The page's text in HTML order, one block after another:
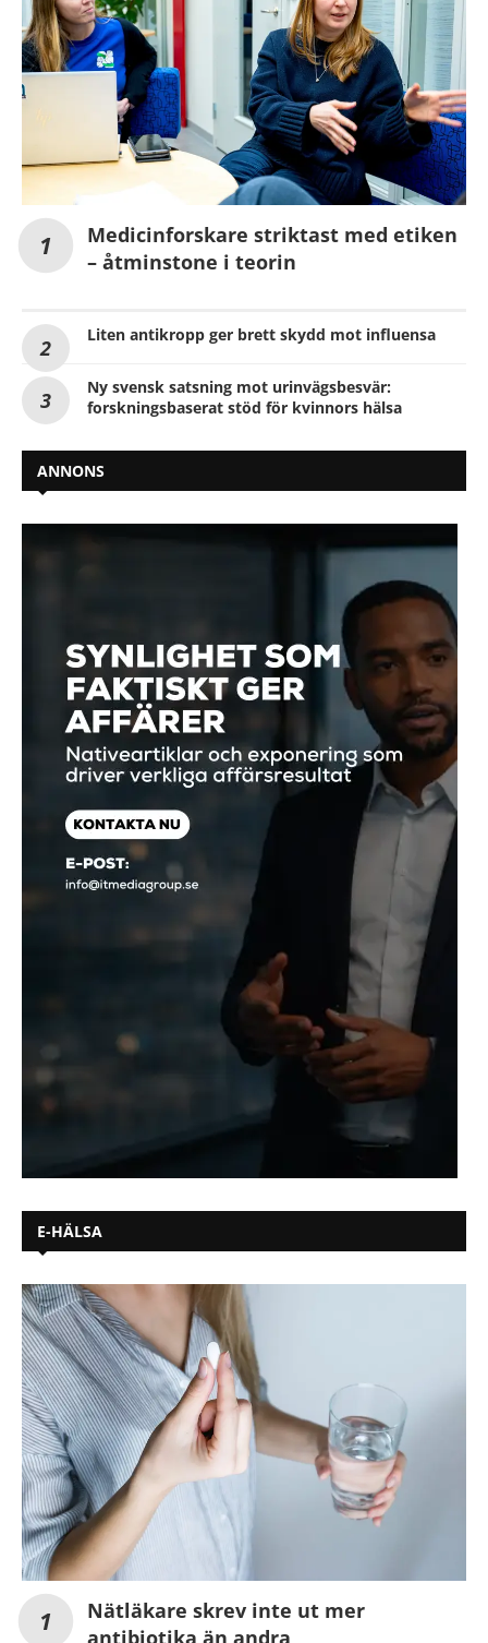
Medicinforskare striktast med etiken
– åtminstone i teorin
Liten antikropp ger brett skydd mot influensa
Ny svensk satsning mot urinvägsbesvär:
forskningsbaserat stöd för kvinnors hälsa
ANNONS
E-HÄLSA
Nätläkare skrev inte ut mer